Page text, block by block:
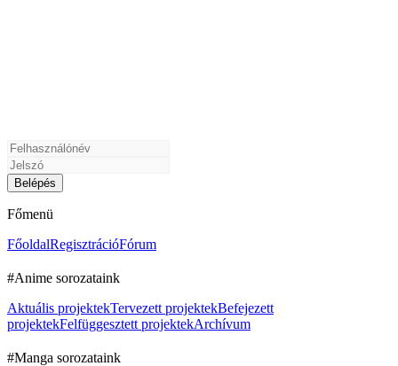
Főmenü
FőoldalRegisztrációFórum
#Anime sorozataink
Aktuális projektekTervezett projektekBefejezett
projektekFelfüggesztett projektekArchívum
#Manga sorozataink